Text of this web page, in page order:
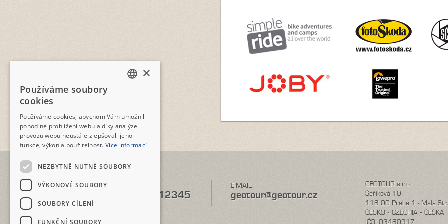
TELEFON
+420 2573 12345
E-MAIL
geotour@geotour.cz
GEOTOUR s.r.o.
Šeříková 10
118 00 Praha 1 - Malá
ČESKO • CZECHIA • ČEŠKA
×
Používáme soubory
cookies
Používáme cookies, abychom Vám umožnili
pohodlné prohlížení webu a díky analýze
provozu webu neustále zlepšovali jeho
funkce, výkon a použitelnost.Více informací
NEZBYTNĚ NUTNÉ SOUBORY
VÝKONOVÉ SOUBORY
SOUBORY CÍLENÍ
FUNKČNÍ SOUBORY